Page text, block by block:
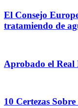
El Consejo
tratamiendo de
Aprobado el Real
10 Certezas